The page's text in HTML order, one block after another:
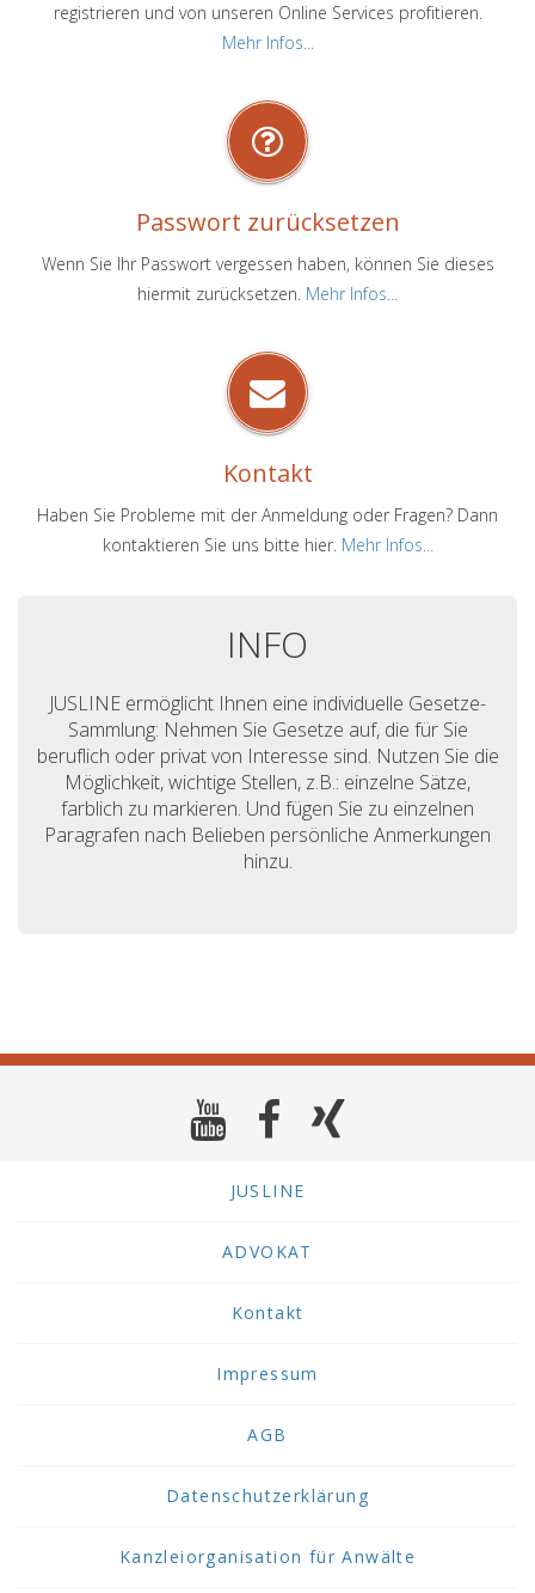
registrieren und von unseren Online Services profitieren.
Mehr Infos...
Passwort zurücksetzen
Wenn Sie Ihr Passwort vergessen haben, können Sie dieses
hiermit zurücksetzen. Mehr Infos...
Kontakt
Haben Sie Probleme mit der Anmeldung oder Fragen? Dann
kontaktieren Sie uns bitte hier. Mehr Infos...
INFO
JUSLINE ermöglicht Ihnen eine individuelle Gesetze-
Sammlung: Nehmen Sie Gesetze auf, die für Sie
beruflich oder privat von Interesse sind. Nutzen Sie die
Möglichkeit, wichtige Stellen, z.B.: einzelne Sätze,
farblich zu markieren. Und fügen Sie zu einzelnen
Paragrafen nach Belieben persönliche Anmerkungen
hinzu.
JUSLINE
ADVOKAT
Kontakt
Impressum
AGB
Datenschutzerklärung
Kanzleiorganisation für Anwälte